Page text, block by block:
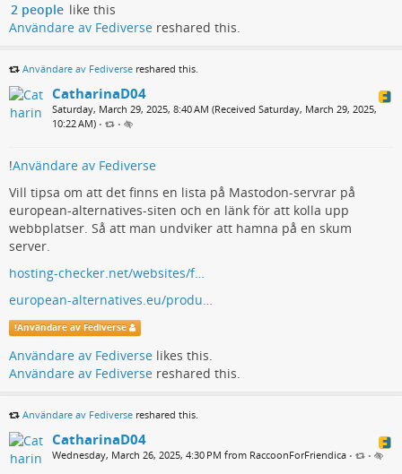
2 people like this
Användare av Fediverse reshared this.
Användare av Fediverse reshared this.
CatharinaD04
Saturday, March 29, 2025, 8:40 AM (Received Saturday, March 29, 2025,
10:22 AM) • •
!Användare av Fediverse
Vill tipsa om att det finns en lista på Mastodon-servrar på
european-alternatives-siten och en länk för att kolla upp
webbplatser. Så att man undviker att hamna på en skum
server.
hosting-checker.net/websites/f…
european-alternatives.eu/produ…
!Användare av Fediverse
Användare av Fediverse likes this.
Användare av Fediverse reshared this.
Användare av Fediverse reshared this.
CatharinaD04
Wednesday, March 26, 2025, 4:30 PM from RaccoonForFriendica • •